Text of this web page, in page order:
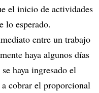
el inicio de actividades
lo esperado.
entre un trabajo
haya algunos días
haya ingresado el
cobrar el proporcional